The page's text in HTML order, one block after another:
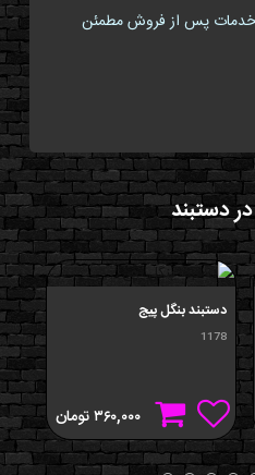
خدمات پس از فروش مطمئن
دستبند
دستبند بنگل پیج
1178
۳۶۰,۰۰۰تومان